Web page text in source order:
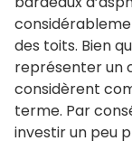
des toits. Bien
représenter un
considèrent
terme. Par
investir un peu